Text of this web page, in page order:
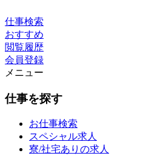
仕事検索
おすすめ
閲覧履歴
会員登録
メニュー
仕事を探す
お仕事検索
スペシャル求人
寮/社宅ありの求人